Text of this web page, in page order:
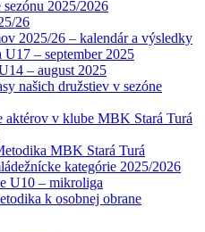
2025/2026
26
2025/26 – kalendár a výsledky
– september 2025
– august 2025
našich družstiev v sezóne
aktérov v klube MBK Stará Turá
MBK Stará Turá
kategórie 2025/2026
U10 – mikroliga
k osobnej obrane